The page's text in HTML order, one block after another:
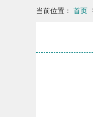
当前位置： 首页